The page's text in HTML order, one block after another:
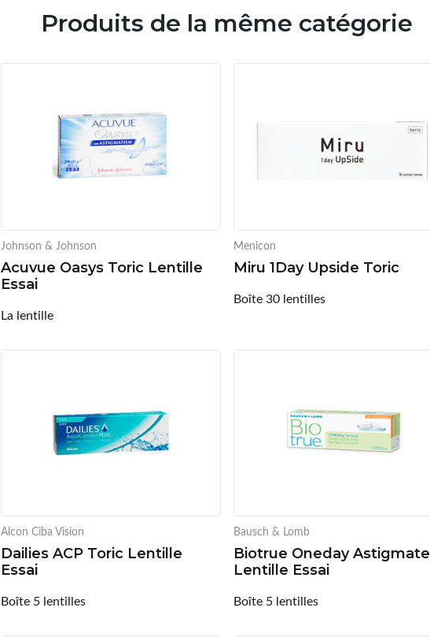
Produits de la même catégorie
Johnson & Johnson
Acuvue Oasys Toric Lentille
Essai
La lentille
Menicon
Miru 1Day Upside Toric
Boîte 30 lentilles
Alcon Ciba Vision
Dailies ACP Toric Lentille
Essai
Boîte 5 lentilles
Bausch & Lomb
Biotrue Oneday Astigmate
Lentille Essai
Boîte 5 lentilles